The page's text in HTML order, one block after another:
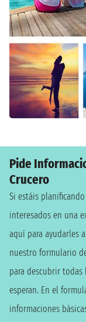
Pide
Crucero
Si estáis
interesados en una
aquí para ayudarles
nuestro formulario
para descubrir
esperan. En el
informaciones